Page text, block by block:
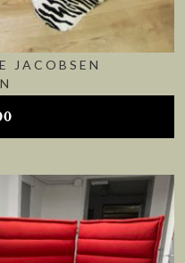
JACOBSEN